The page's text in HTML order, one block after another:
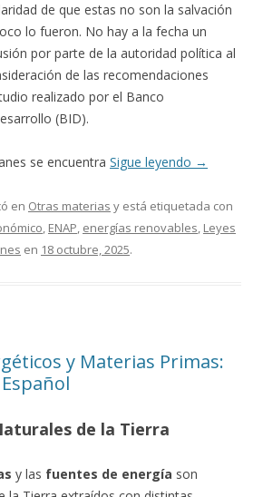
de que estas no son la salvación
lo fueron. No hay a la fecha un
por parte de la autoridad política al
de las recomendaciones
realizado por el Banco
(BID).
se encuentra Sigue leyendo →
en Otras materias y está etiquetada con
, ENAP, energías renovables, Leyes
en 18 octubre, 2025.
y Materias Primas:
de la Tierra
y las fuentes de energía son